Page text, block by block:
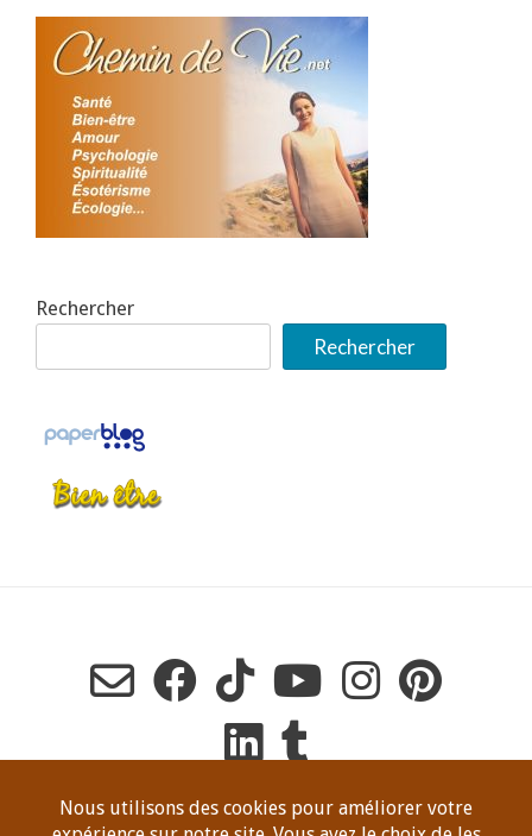
Rechercher
Rechercher
Copyright Dominique Jeanneret, tous droits de reproduction